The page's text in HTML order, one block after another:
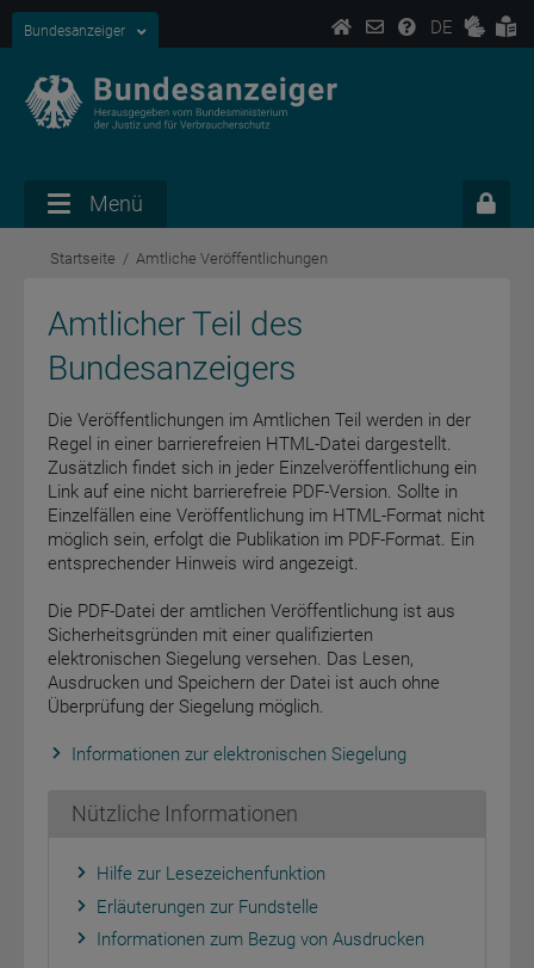
Bundesanzeiger DE
Menü
Startseite Amtliche Veröffentlichungen
Amtlicher Teil des
Bundesanzeigers
Die Veröffentlichungen im Amtlichen Teil werden in der
Regel in einer barrierefreien HTML-Datei dargestellt.
Zusätzlich findet sich in jeder Einzelveröffentlichung ein
Link auf eine nicht barrierefreie PDF-Version. Sollte in
Einzelfällen eine Veröffentlichung im HTML-Format nicht
möglich sein, erfolgt die Publikation im PDF-Format. Ein
entsprechender Hinweis wird angezeigt.
Die PDF-Datei der amtlichen Veröffentlichung ist aus
Sicherheitsgründen mit einer qualifizierten
elektronischen Siegelung versehen. Das Lesen,
Ausdrucken und Speichern der Datei ist auch ohne
Überprüfung der Siegelung möglich.
Informationen zur elektronischen Siegelung
Nützliche Informationen
Hilfe zur Lesezeichenfunktion
Erläuterungen zur Fundstelle
Informationen zum Bezug von Ausdrucken